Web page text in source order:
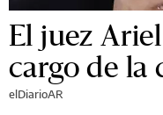
El juez
cargo de la
elDiarioAR